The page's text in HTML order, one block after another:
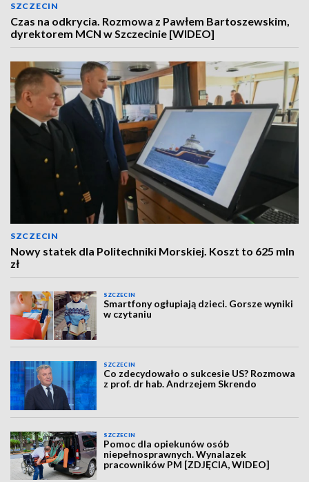
SZCZECIN
Czas na odkrycia. Rozmowa z Pawłem Bartoszewskim,
dyrektorem MCN w Szczecinie [WIDEO]
SZCZECIN
Nowy statek dla Politechniki Morskiej. Koszt to 625 mln
zł
SZCZECIN
Smartfony ogłupiają dzieci. Gorsze wyniki
w czytaniu
SZCZECIN
Co zdecydowało o sukcesie US? Rozmowa
z prof. dr hab. Andrzejem Skrendo
SZCZECIN
Pomoc dla opiekunów osób
niepełnosprawnych. Wynalazek
pracowników PM [ZDJĘCIA, WIDEO]